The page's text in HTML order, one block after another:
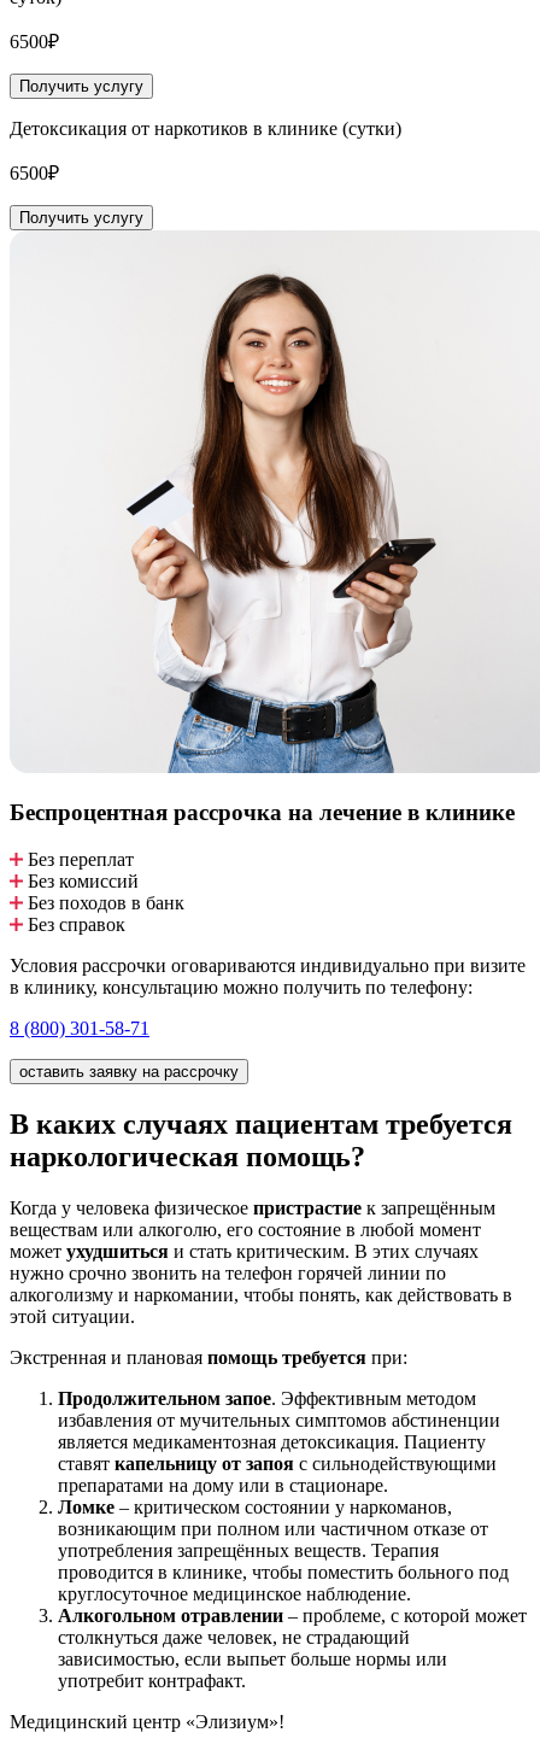
6500₽
Получить услугу
Детоксикация от наркотиков в клинике (сутки)
6500₽
Получить услугу
Беспроцентная рассрочка на лечение в клинике
Без переплат
Без комиссий
Без походов в банк
Без справок
Условия рассрочки оговариваются индивидуально при визите
в клинику, консультацию можно получить по телефону:
8 (800) 301-58-71
оставить заявку на рассрочку
В каких случаях пациентам требуется
наркологическая помощь?
Когда у человека физическое пристрастие к запрещённым
веществам или алкоголю, его состояние в любой момент
может ухудшиться и стать критическим. В этих случаях
нужно срочно звонить на телефон горячей линии по
алкоголизму и наркомании, чтобы понять, как действовать в
этой ситуации.
Экстренная и плановая помощь требуется при:
Продолжительном запое. Эффективным методом
избавления от мучительных симптомов абстиненции
является медикаментозная детоксикация. Пациенту
ставят капельницу от запоя с сильнодействующими
препаратами на дому или в стационаре.
Ломке – критическом состоянии у наркоманов,
возникающим при полном или частичном отказе от
употребления запрещённых веществ. Терапия
проводится в клинике, чтобы поместить больного под
круглосуточное медицинское наблюдение.
Алкогольном отравлении – проблеме, с которой может
столкнуться даже человек, не страдающий
зависимостью, если выпьет больше нормы или
употребит контрафакт.
Медицинский центр «Элизиум»!